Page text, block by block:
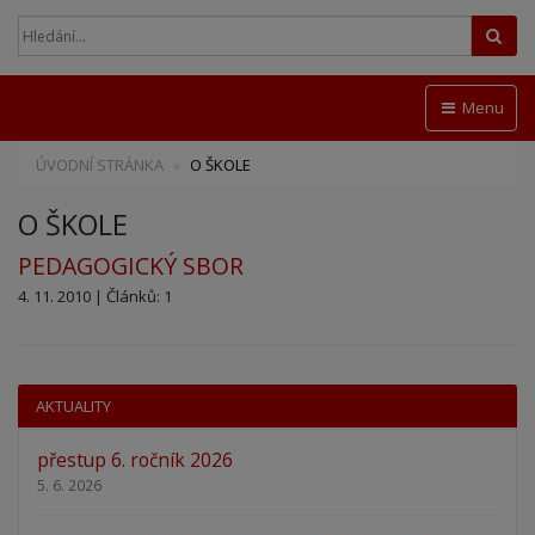
Menu
ÚVODNÍ STRÁNKA O ŠKOLE
O ŠKOLE
PEDAGOGICKÝ SBOR
4. 11. 2010 | Článků: 1
AKTUALITY
přestup 6. ročník 2026
5. 6. 2026